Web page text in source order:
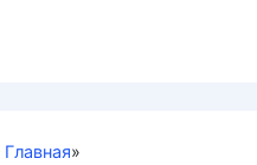
Главная»